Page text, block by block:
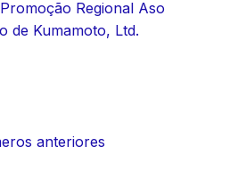
Regional Aso
de Kumamoto, Ltd.
anteriores